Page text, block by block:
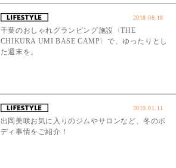
2018.08.18
千葉のおしゃれグランピング施設〈THE
CHIKURA UMI BASE CAMP〉で、ゆったりとし
た週末を。
2019.01.11
出岡美咲お気に入りのジムやサロンなど、冬のボ
ディ事情をご紹介！